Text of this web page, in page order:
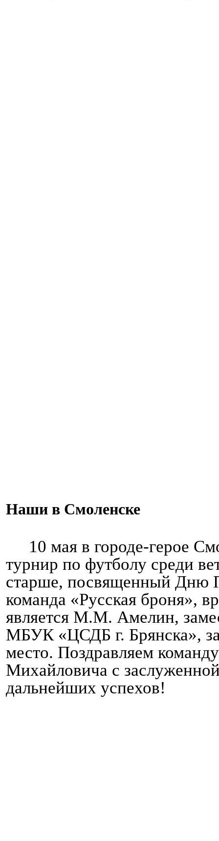
Наши в Смоленске
10 мая в городе-герое
турнир по футболу среди
старше, посвященный Дню
команда «Русская броня»,
является М.М. Амелин,
МБУК «ЦСДБ г. Брянска»,
место. Поздравляем
Михайловича с
дальнейших успехов!